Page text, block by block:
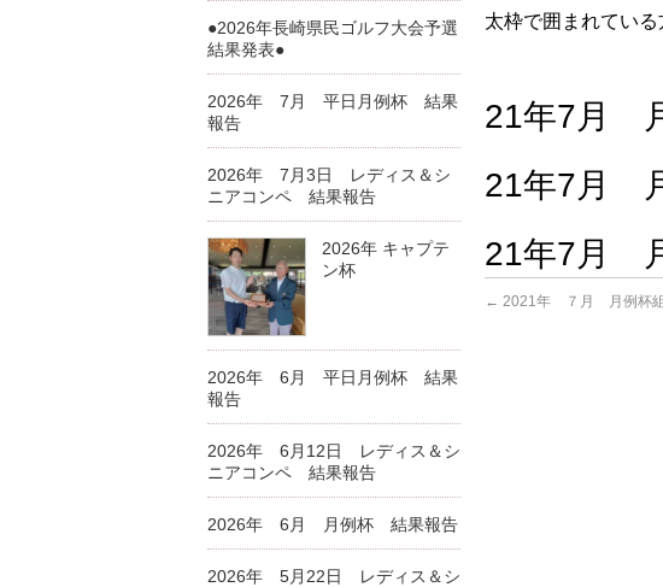
太枠で囲まれている
21年7月
21年7月
21年7月
← 2021年 ７月 月例杯
●2026年長崎県民ゴルフ大会予選
結果発表●
2026年 7月 平日月例杯 結果
報告
2026年 7月3日 レディス＆シ
ニアコンペ 結果報告
2026年 キャプテ
ン杯
2026年 6月 平日月例杯 結果
報告
2026年 6月12日 レディス＆シ
ニアコンペ 結果報告
2026年 6月 月例杯 結果報告
2026年 5月22日 レディス＆シ